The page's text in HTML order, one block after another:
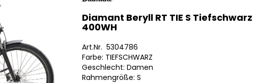
Diamant Beryll RT TIE S Tiefschwarz
400WH
Art.Nr. 5304786
Farbe: TIEFSCHWARZ
Geschlecht: Damen
Rahmengröße: S